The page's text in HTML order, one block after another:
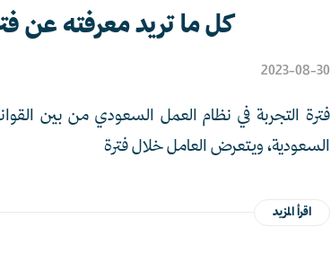
كل ما تريد معرفته عن
2023-08-30
فترة التجربة في نظام العمل السعودي من بين
السعودية، ويتعرض العامل خلال فترة
اقرأ المزيد